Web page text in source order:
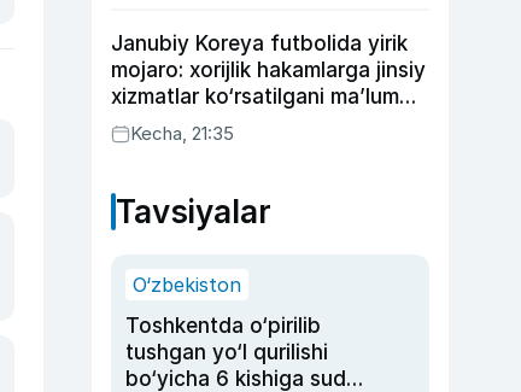
Janubiy Koreya futbolida yirik
mojaro: xorijlik hakamlarga jinsiy
xizmatlar ko‘rsatilgani ma’lum
qilindi
Kecha, 21:35
Tavsiyalar
O‘zbekiston
Toshkentda o‘pirilib
tushgan yo‘l qurilishi
bo‘yicha 6 kishiga sud